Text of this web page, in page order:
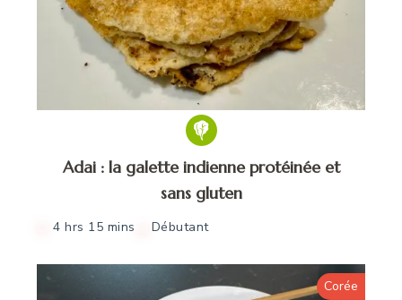
Adai : la galette indienne protéinée et
sans gluten
4 hrs 15 mins Débutant
Corée